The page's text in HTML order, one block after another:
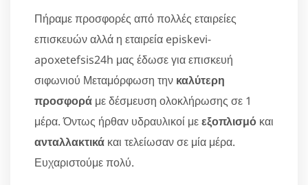
Πήραμε προσφορές από πολλές εταιρείες
επισκευών αλλά η εταιρεία episkevi-
apoxetefsis24h μας έδωσε για επισκευή
σιφωνιού Μεταμόρφωση την καλύτερη
προσφορά με δέσμευση ολοκλήρωσης σε 1
μέρα. Όντως ήρθαν υδραυλικοί μεεξοπλισμό και
ανταλλακτικά και τελείωσαν σε μία μέρα.
Ευχαριστούμε πολύ.